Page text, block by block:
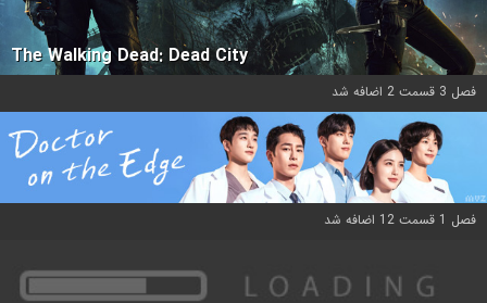
The Walking Dead: Dead City
فصل 3 قسمت 2 اضافه شد
فصل 1 قسمت 12 اضافه شد